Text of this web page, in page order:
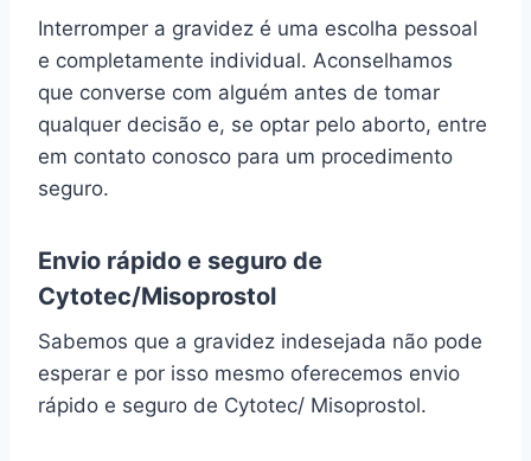
Interromper a gravidez é uma escolha pessoal
e completamente individual. Aconselhamos
que converse com alguém antes de tomar
qualquer decisão e, se optar pelo aborto, entre
em contato conosco para um procedimento
seguro.
Envio rápido e seguro de
Cytotec/Misoprostol
Sabemos que a gravidez indesejada não pode
esperar e por isso mesmo oferecemos envio
rápido e seguro de Cytotec/ Misoprostol.